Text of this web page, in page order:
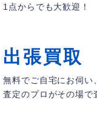
1点からでも大歓迎！
出張買取
無料でご自宅にお伺い、
査定のプロがその場で